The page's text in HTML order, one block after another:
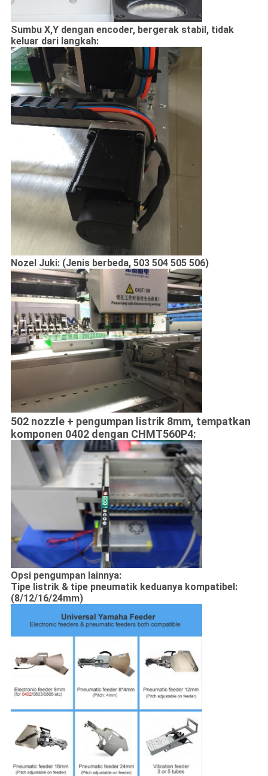
Sumbu X,Y dengan encoder, bergerak stabil, tidak
keluar dari langkah:
Nozel Juki: (Jenis berbeda, 503 504 505 506)
502 nozzle + pengumpan listrik 8mm, tempatkan
komponen 0402 dengan CHMT560P4:
Opsi pengumpan lainnya:
Tipe listrik & tipe pneumatik keduanya kompatibel:
(8/12/16/24mm)